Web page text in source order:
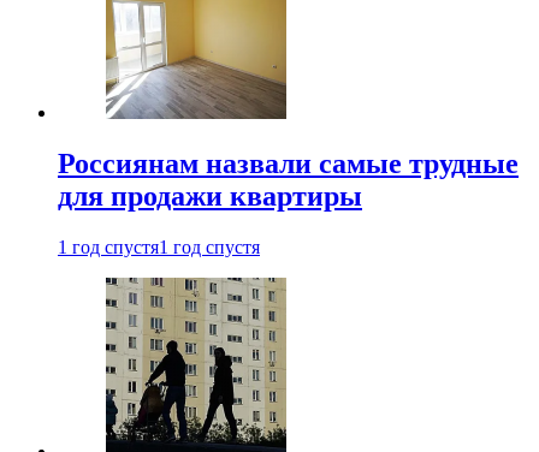
Россиянам назвали самые трудные
для продажи квартиры
1 год спустя1 год спустя